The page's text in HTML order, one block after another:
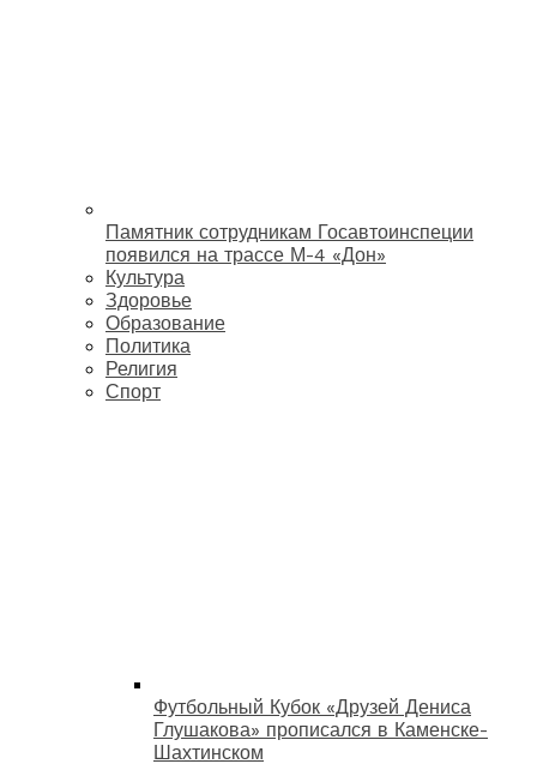
Памятник сотрудникам Госавтоинспеции
появился на трассе М-4 «Дон»
Культура
Здоровье
Образование
Политика
Религия
Спорт
Футбольный Кубок «Друзей Дениса
Глушакова» прописался в Каменске-
Шахтинском